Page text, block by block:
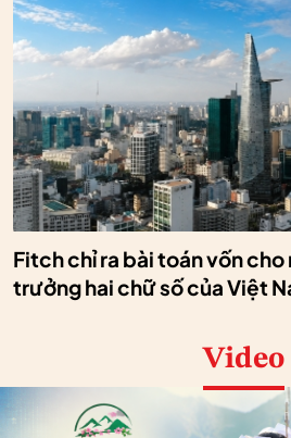
Fitch chỉ ra bài toán vốn
trưởng hai chữ số của Việt
Video